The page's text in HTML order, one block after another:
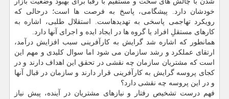
خودشان دارد. پیشگامی، پاسخ به فرصت ها است؛ درحالی که
رویکرد تهاجمی پاسخی به تهدیدهاست. استقلال طلبی، اشاره به
کارهای مستقلِ افراد یا گروه ها در ایجاد ایده و اجرای آنها دارد.
همانطور که اشاره شد گرایش به کارآفرینی سبب افزایش درآمد،
ارتقای عملکرد و رشد سازمان می‏ شود اما سوال کلیدی و مهم این
است که مشتریان سازمان چه نقشی در تحقق این اهداف دارند و در
کجای پروسه گرایش به کارآفرینی قرار دارند و سازمان در قبال آن‏ها
و در این پروسه چه نقشی دارد؟
فهم درست تشخیص رفتار و نیازهای مشتریان در آینده، پیش نیاز